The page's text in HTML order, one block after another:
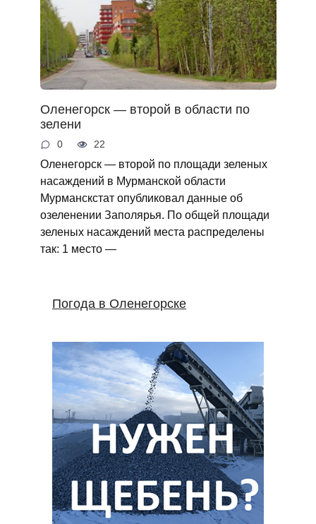
Оленегорск — второй в области по
зелени
0 22
Оленегорск — второй по площади зеленых
насаждений в Мурманской области
Мурманскстат опубликовал данные об
озеленении Заполярья. По общей площади
зеленых насаждений места распределены
так: 1 место —
Погода в Оленегорске